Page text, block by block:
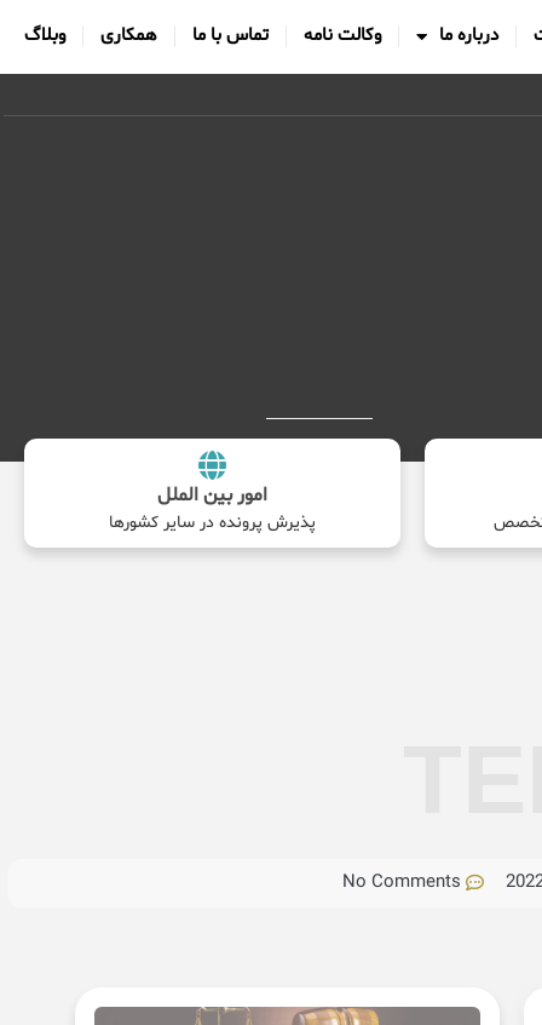
درباره ما وکالت نامه تماس با ما همکاری وبلاگ
امور بین الملل
پذیرش پرونده در سایر کشورها
No Comments